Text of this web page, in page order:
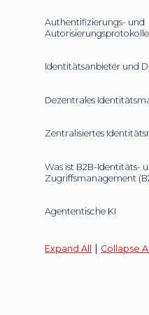
Authentifizierungs- und
Autorisierungsprotokolle
Identitätsanbieter und
Dezentrales
Zentralisiertes
Was ist B2B-Identitäts-
Zugriffsmanagement
Agententische KI
Expand All | Collapse All